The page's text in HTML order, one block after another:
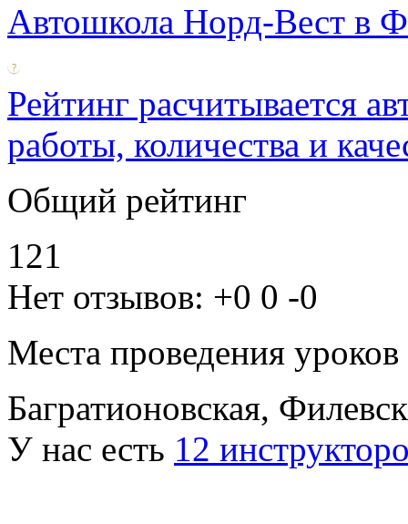
Автошкола Норд-Вест в
Рейтинг расчитывается
работы, количества и
Общий рейтинг
121
Нет отзывов: +0 0 -0
Места проведения уроков
Багратионовская,
У нас есть 12